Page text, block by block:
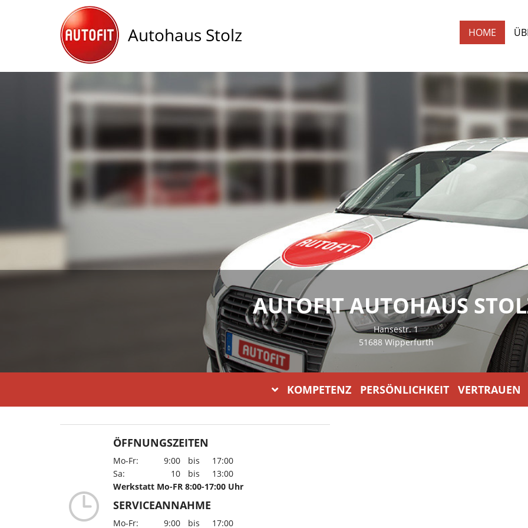
Autohaus Stolz HOME
AUTOFIT AUTOHAUS
Hansestr. 1
51688 Wipperfürth
KOMPETENZ PERSÖNLICHKEIT VERTRAUEN
ÖFFNUNGSZEITEN
Mo-Fr: 9:00 bis
17:00
Sa:
10 bis
13:00
Werkstatt Mo-FR 8:00-17:00 Uhr
SERVICEANNAHME
Mo-Fr: 9:00 bis 17:00